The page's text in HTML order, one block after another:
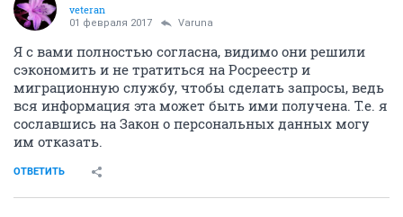
veteran
01 февраля 2017 Varuna
Я с вами полностью согласна, видимо они решили
сэкономить и не тратиться на Росреестр и
миграционную службу, чтобы сделать запросы, ведь
вся информация эта может быть ими получена. Т.е. я
сославшись на Закон о персональных данных могу
им отказать.
ОТВЕТИТЬ